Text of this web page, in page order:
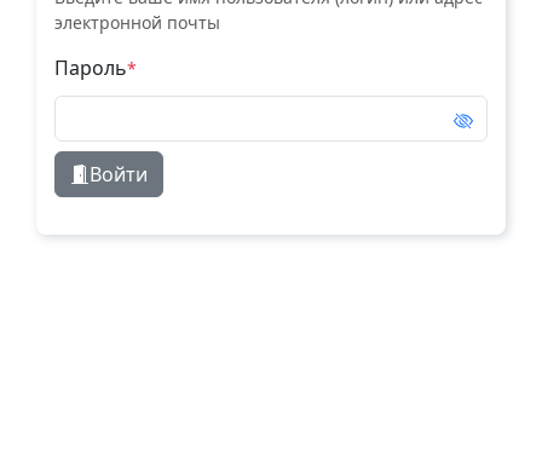
электронной почты
Пароль
Войти